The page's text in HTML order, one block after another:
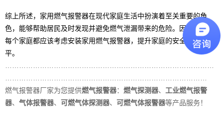
综上所述，家用燃气报警器在现代家庭生活中扮演着至关重要的角
色，能够帮助居民及时发现并避免燃气泄漏带来的危险。因此，建议
每个家庭都应该考虑安装家用燃气报警器，提升家庭的安全保障水
平。
燃气报警器厂家为您提供燃气报警器： 燃气探测器、 工业燃气报警
器、 气体报警器、 可燃气体探测器、 可燃气体报警器等产品服务！